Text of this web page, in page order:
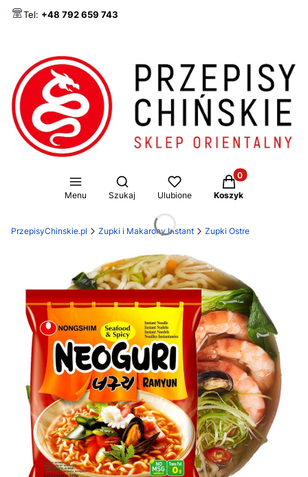
Tel: +48 792 659 743
Menu
Otwórz wyszukiwarkę
Szukaj Ulubione
Produkty w
Koszyk
PrzepisyChinskie.pl Zupki i Makarony Instant Zupki Ostre